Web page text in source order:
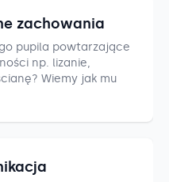
zachowania
pupila powtarzające
np. lizanie,
Wiemy jak mu